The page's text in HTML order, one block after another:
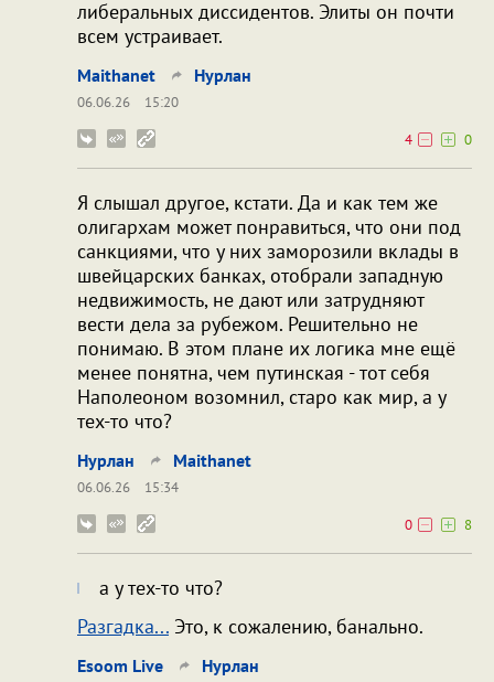
либеральных диссидентов. Элиты он почти
всем устраивает.
Maithanet Нурлан
06.06.26
15:20
4
0
Я слышал другое, кстати. Да и как тем же
олигархам может понравиться, что они под
санкциями, что у них заморозили вклады в
швейцарских банках, отобрали западную
недвижимость, не дают или затрудняют
вести дела за рубежом. Решительно не
понимаю. В этом плане их логика мне ещё
менее понятна, чем путинская - тот себя
Наполеоном возомнил, старо как мир, а у
тех-то что?
Нурлан Maithanet
06.06.26
15:34
0
8
а у тех-то что?
Разгадка... Это, к сожалению, банально.
Esoom Live Нурлан